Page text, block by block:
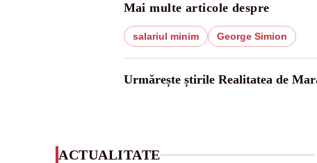
Mai multe articole despre
salariul minim George Simion
Urmărește știrile Realitatea de
ACTUALITATE